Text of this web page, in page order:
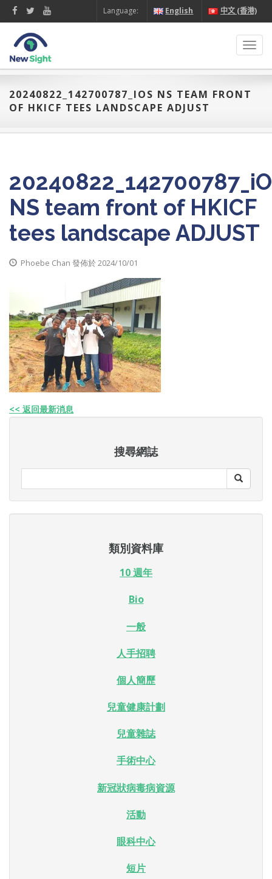
Language: English 中文 (香港)
20240822_142700787_IOS NS TEAM FRONT
OF HKICF TEES LANDSCAPE ADJUST
NS team front of HKICF
tees landscape ADJUST
Phoebe Chan 發佈於 2024/10/01
<< 返回最新消息
搜尋網誌
類別資料庫
10 週年
Bio
一般
人手招聘
個人簡歷
兒童健康計劃
兒童雜誌
手術中心
新冠狀病毒病資源
活動
眼科中心
短片